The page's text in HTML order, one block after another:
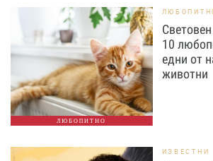
ЛЮБОПИТНО
10
едни от
животни
ИЗВЕСТНИ